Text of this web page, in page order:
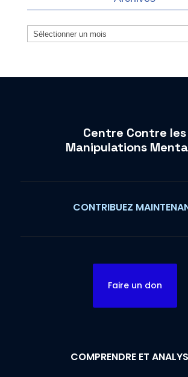
Archives
Centre Contre les
Manipulations
CONTRIBUEZ
Faire un don
COMPRENDRE ET